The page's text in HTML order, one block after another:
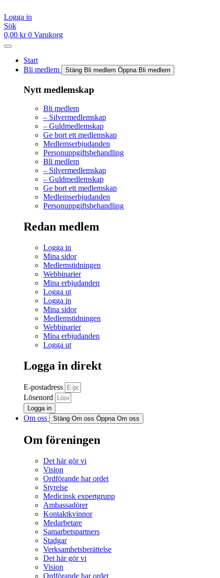
till
innehåll
Logga in
Sök
0,00 kr 0 Varukorg
Start
Bli medlem
Stäng Bli medlem Öppna Bli medlem
Nytt medlemskap
Bli medlem
– Silvermedlemskap
– Guldmedlemskap
Ge bort ett medlemskap
Medlemserbjudanden
Personuppgiftsbehandling
Bli medlem
– Silvermedlemskap
– Guldmedlemskap
Ge bort ett medlemskap
Medlemserbjudanden
Personuppgiftsbehandling
Redan medlem
Logga in
Mina sidor
Medlemstidningen
Webbinarier
Mina erbjudanden
Logga ut
Logga in
Mina sidor
Medlemstidningen
Webbinarier
Mina erbjudanden
Logga ut
Logga in direkt
E-postadress
Lösenord
Logga in
Om oss Stäng Om oss Öppna Om oss
Om föreningen
Det här gör vi
Vision
Ordförande har ordet
Styrelse
Medicinsk expertgrupp
Ambassadörer
Kontaktkvinnor
Medarbetare
Samarbetspartners
Stadgar
Verksamhetsberättelse
Det här gör vi
Vision
Ordförande har ordet